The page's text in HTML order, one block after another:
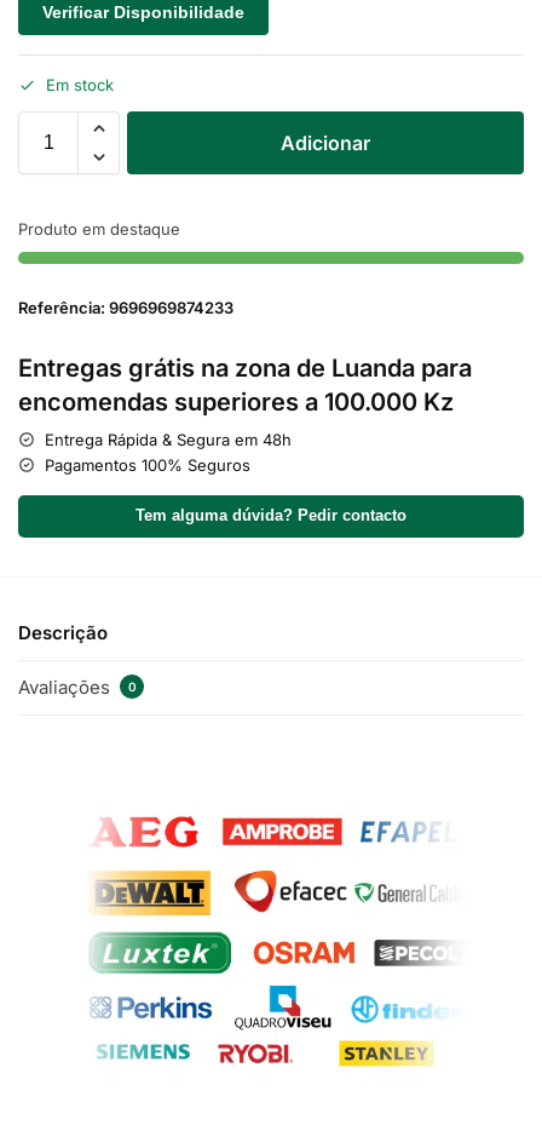
Verificar Disponibilidade
Em stock
Adicionar
Produto em destaque
Referência: 9696969874233
Entregas grátis na zona de Luanda para
encomendas superiores a 100.000 Kz
Entrega Rápida & Segura em 48h
Pagamentos 100% Seguros
Tem alguma dúvida? Pedir contacto
Descrição
Avaliações 0